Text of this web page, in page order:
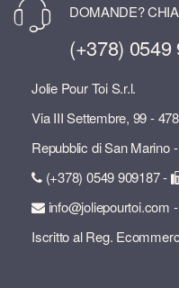
DOMANDE?
(+378) 0549
Jolie Pour Toi S.r.l.
Via III Settembre, 99 -
Repubblic di San Marino
(+378) 0549 909187 -
info@joliepourtoi.com
Iscritto al Reg.